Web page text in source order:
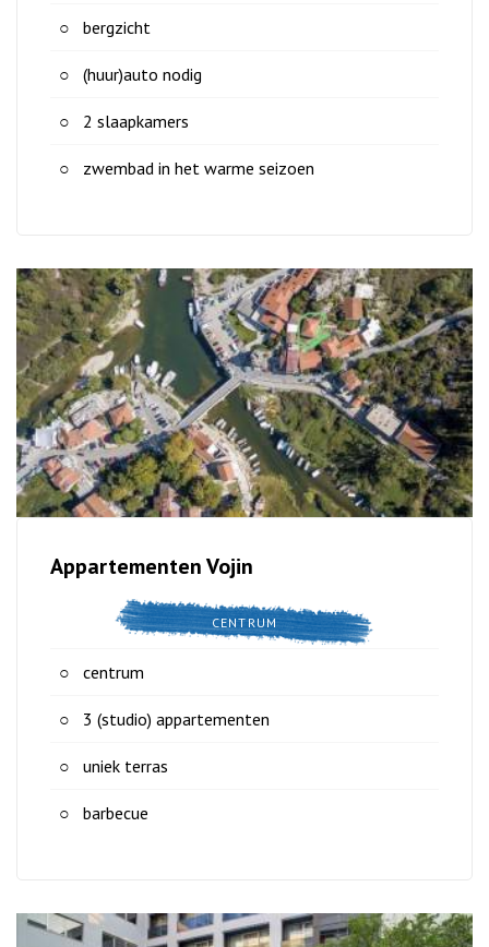
bergzicht
(huur)auto nodig
2 slaapkamers
zwembad in het warme seizoen
Appartementen Vojin
CENTRUM
centrum
3 (studio) appartementen
uniek terras
barbecue